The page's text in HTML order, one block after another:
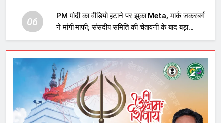
06
PM मोदी का वीडियो हटाने पर झुका Meta, मार्क जकरबर्ग
ने मांगी माफी; संसदीय समिति की चेतावनी के बाद बड़ा
घटनाक्रम